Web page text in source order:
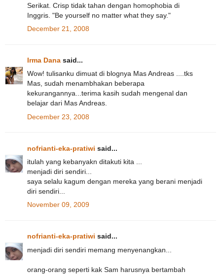
Serikat. Crisp tidak tahan dengan homophobia di
Inggris. "Be yourself no matter what they say."
December 21, 2008
Irma Dana said...
Wow! tulisanku dimuat di blognya Mas Andreas ....tks
Mas, sudah menambhakan beberapa
kekurangannya...terima kasih sudah mengenal dan
belajar dari Mas Andreas.
December 23, 2008
nofrianti-eka-pratiwi said...
itulah yang kebanyakn ditakuti kita ...
menjadi diri sendiri...
saya selalu kagum dengan mereka yang berani menjadi
diri sendiri...
November 09, 2009
nofrianti-eka-pratiwi said...
menjadi diri sendiri memang menyenangkan...
orang-orang seperti kak Sam harusnya bertambah